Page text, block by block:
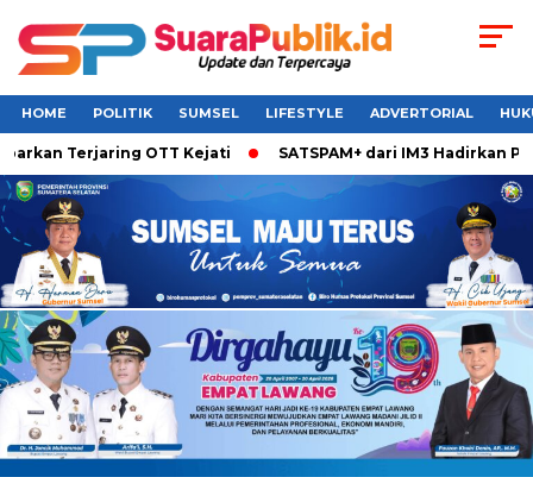
HOME POLITIK SUMSEL LIFESTYLE ADVERTORIAL
Terjaring OTT Kejati SATSPAM+ dari IM3 Hadirkan